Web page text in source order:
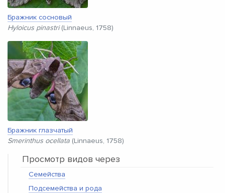
Бражник сосновый
Hyloicus pinastri(Linnaeus, 1758)
Бражник глазчатый
Smerinthus ocellata (Linnaeus, 1758)
Просмотр видов через
Семейства
Подсемейства и рода